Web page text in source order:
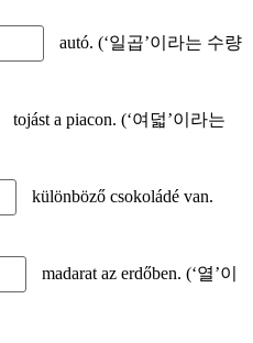
autó. (‘일곱’이라는 수량
tojást a piacon. (‘여덟’이라는
különböző csokoládé van.
madarat az erdőben. (‘열’이